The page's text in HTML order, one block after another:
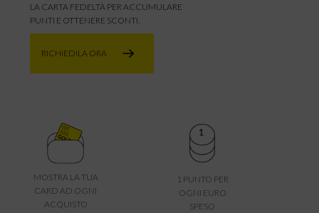
LA CARTA FEDELTÀ PER ACCUMULARE
PUNTI E OTTENERE SCONTI.
RICHIEDILA ORA
MOSTRA LA TUA
CARD AD OGNI
ACQUISTO
1 PUNTO PER
OGNI EURO
SPESO